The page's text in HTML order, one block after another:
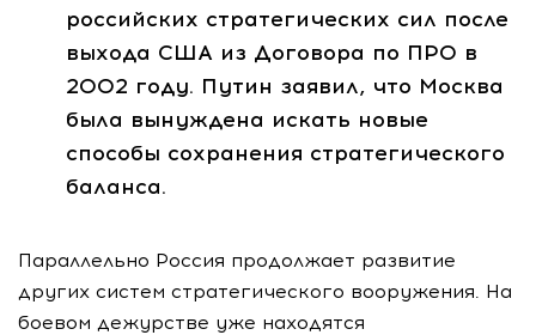
российских стратегических сил после
выхода США из Договора по ПРО в
2002 году. Путин заявил, что Москва
была вынуждена искать новые
способы сохранения стратегического
баланса.
Параллельно Россия продолжает развитие
других систем стратегического вооружения. На
боевом дежурстве уже находятся